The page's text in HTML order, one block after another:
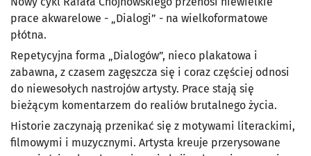
prace akwarelowe - „Dialogi” - na wielkoformatowe
płótna.
Repetycyjna forma „Dialogów”, nieco plakatowa i
zabawna, z czasem zagęszcza się i coraz częściej odnosi
do niewesołych nastrojów artysty. Prace stają się
bieżącym komentarzem do realiów brutalnego życia.
Historie zaczynają przenikać się z motywami literackimi,
filmowymi i muzycznymi. Artysta kreuje przerysowane